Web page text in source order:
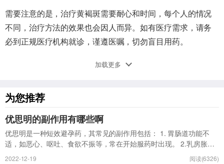
需要注意的是，治疗黄褐斑需要耐心和时间，每个人的情况
不同，治疗方法的效果也会因人而异。如有医疗需求，请务
必到正规医疗机构就诊，谨遵医嘱，切勿盲目用药。
加载更多
为您推荐
优思明的副作用有哪些啊
优思明是一种短效避孕药，其常见的副作用包括： 1. 胃肠道功能不
适，如恶心、呕吐、食欲不振等，常在开始服药时出现。 2.乳房胀
2022-12-19 阅读(6326)